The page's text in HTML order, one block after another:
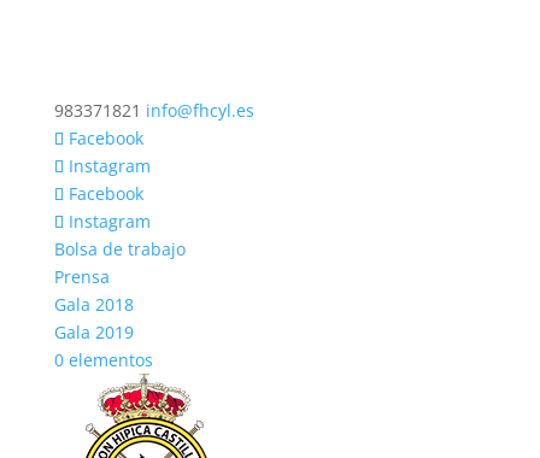
983371821 info@fhcyl.es
Facebook
Instagram
Facebook
Instagram
Bolsa de trabajo
Prensa
Gala 2018
Gala 2019
0 elementos